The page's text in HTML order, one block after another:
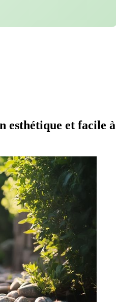
esthétique et facile à